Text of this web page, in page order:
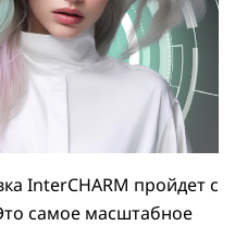
InterCHARM пройдет с
самое масштабное